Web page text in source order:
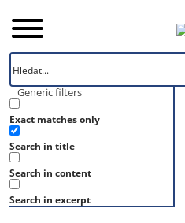
Generic filters
Exact matches only
Search in title
Search in content
Search in excerpt
Úvod
Vzorník
S 3005-Y20R
S 3005-Y20R